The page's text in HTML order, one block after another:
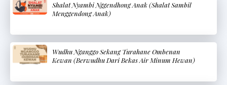
Shalat Nyambi Nggendhong Anak (Shalat Sambil
Menggendong Anak)
Wudhu Nganggo Sekang Turahane Ombenan
Kewan (Berwudhu Dari Bekas Air Minum Hewan)